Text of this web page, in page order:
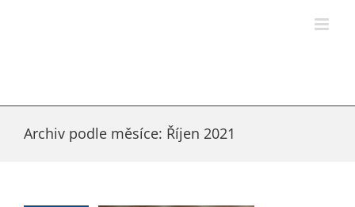
Archiv podle měsíce: Říjen 2021